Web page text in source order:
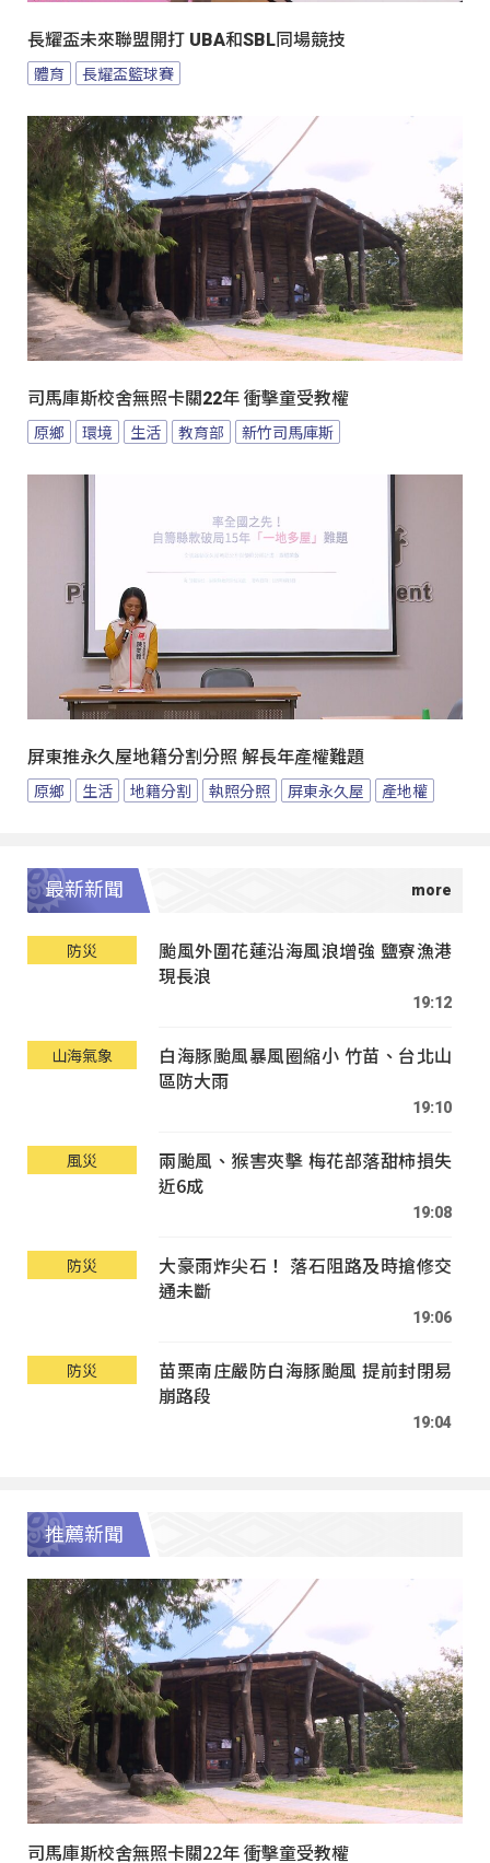
長耀盃未來聯盟開打 UBA和SBL同場競技
體育 長耀盃籃球賽
司馬庫斯校舍無照卡關22年 衝擊童受教權
原鄉 環境 生活 教育部 新竹司馬庫斯
屏東推永久屋地籍分割分照 解長年產權難題
原鄉 生活 地籍分割 執照分照 屏東永久屋 產地權
最新新聞
防災
颱風外圍花蓮沿海風浪增強 鹽寮漁港
現長浪
19:12
山海氣象
白海豚颱風暴風圈縮小 竹苗、台北山
區防大雨
19:10
風災
兩颱風、猴害夾擊 梅花部落甜柿損失
近6成
19:08
防災
大豪雨炸尖石！ 落石阻路及時搶修交
通未斷
19:06
防災
苗栗南庄嚴防白海豚颱風 提前封閉易
崩路段
19:04
推薦新聞
司馬庫斯校舍無照卡關22年 衝擊童受教權